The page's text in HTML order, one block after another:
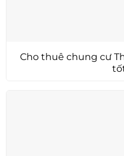
Cho thuê chung cư